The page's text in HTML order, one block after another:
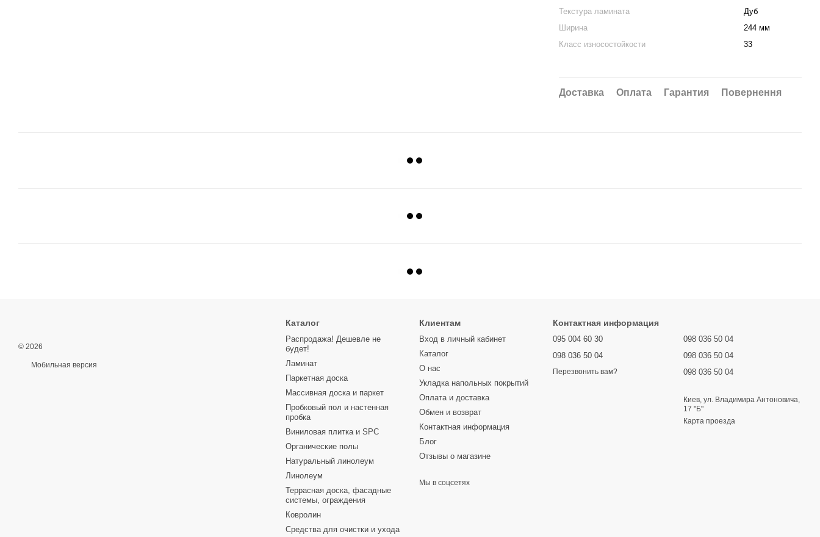
Текстура ламината
Дуб
Ширина
244 мм
Класс износостойкости
33
Доставка Оплата Гарантия Повернення
© 2026
Мобильная версия
Каталог
Распродажа! Дешевле не
будет!
Ламинат
Паркетная доска
Массивная доска и паркет
Пробковый пол и настенная
пробка
Виниловая плитка и SPC
Органические полы
Натуральный линолеум
Линолеум
Террасная доска, фасадные
системы, ограждения
Ковролин
Средства для очистки и ухода
Клиентам
Вход в личный кабинет
Каталог
О нас
Укладка напольных покрытий
Оплата и доставка
Обмен и возврат
Контактная информация
Блог
Отзывы о магазине
Мы в соцсетях
Контактная информация
095 004 60 30
098 036 50 04
Перезвонить вам?
098 036 50 04
098 036 50 04
098 036 50 04
Киев, ул. Владимира Антоновича,
17 "Б"
Карта проезда